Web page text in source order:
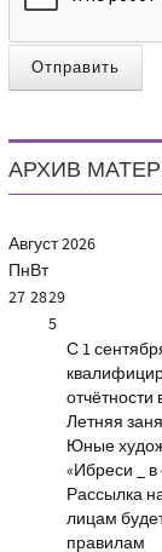
Отправить
АРХИВ
Август2026
ПнВт
27 2829
5
С 1
Летняя
Юные
«Ибреси _
Рассылка
лицам
правилам